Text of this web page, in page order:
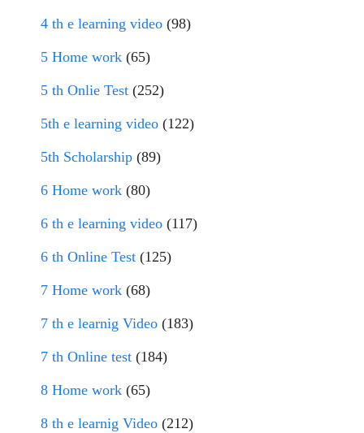
4 th e learning video (98)
5 Home work (65)
5 th Onlie Test (252)
5th e learning video (122)
5th Scholarship (89)
6 Home work (80)
6 th e learning video (117)
6 th Online Test (125)
7 Home work (68)
7 th e learnig Video (183)
7 th Online test (184)
8 Home work (65)
8 th e learnig Video (212)